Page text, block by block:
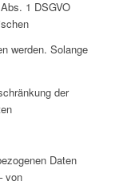
1 DSGVO
werden. Solange
der
Daten
von